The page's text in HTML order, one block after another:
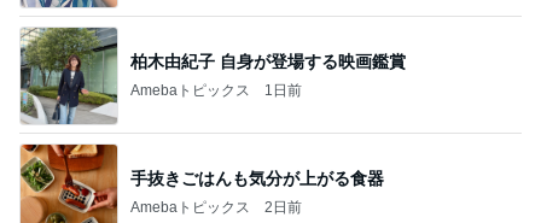
柏木由紀子 自身が登場する映画鑑賞
Amebaトピックス 1日前
手抜きごはんも気分が上がる食器
Amebaトピックス 2日前